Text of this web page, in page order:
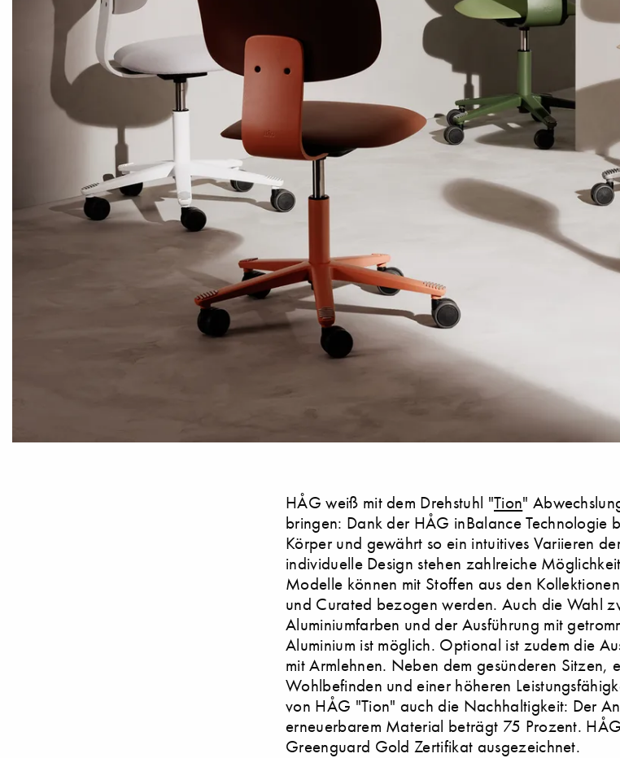
HÅG weiß mit dem Drehstuhl "Tion"
bringen: Dank der HÅG inBalance Technologie
Körper und gewährt so ein intuitives Variieren
individuelle Design stehen zahlreiche
Modelle können mit Stoffen aus den
und Curated bezogen werden. Auch die Wahl
Aluminiumfarben und der Ausführung mit
Aluminium ist möglich. Optional ist zudem die
mit Armlehnen. Neben dem gesünderen Sitzen,
Wohlbefinden und einer höheren
von HÅG "Tion" auch die Nachhaltigkeit: Der
erneuerbarem Material beträgt 75 Prozent.
Greenguard Gold Zertifikat ausgezeichnet.